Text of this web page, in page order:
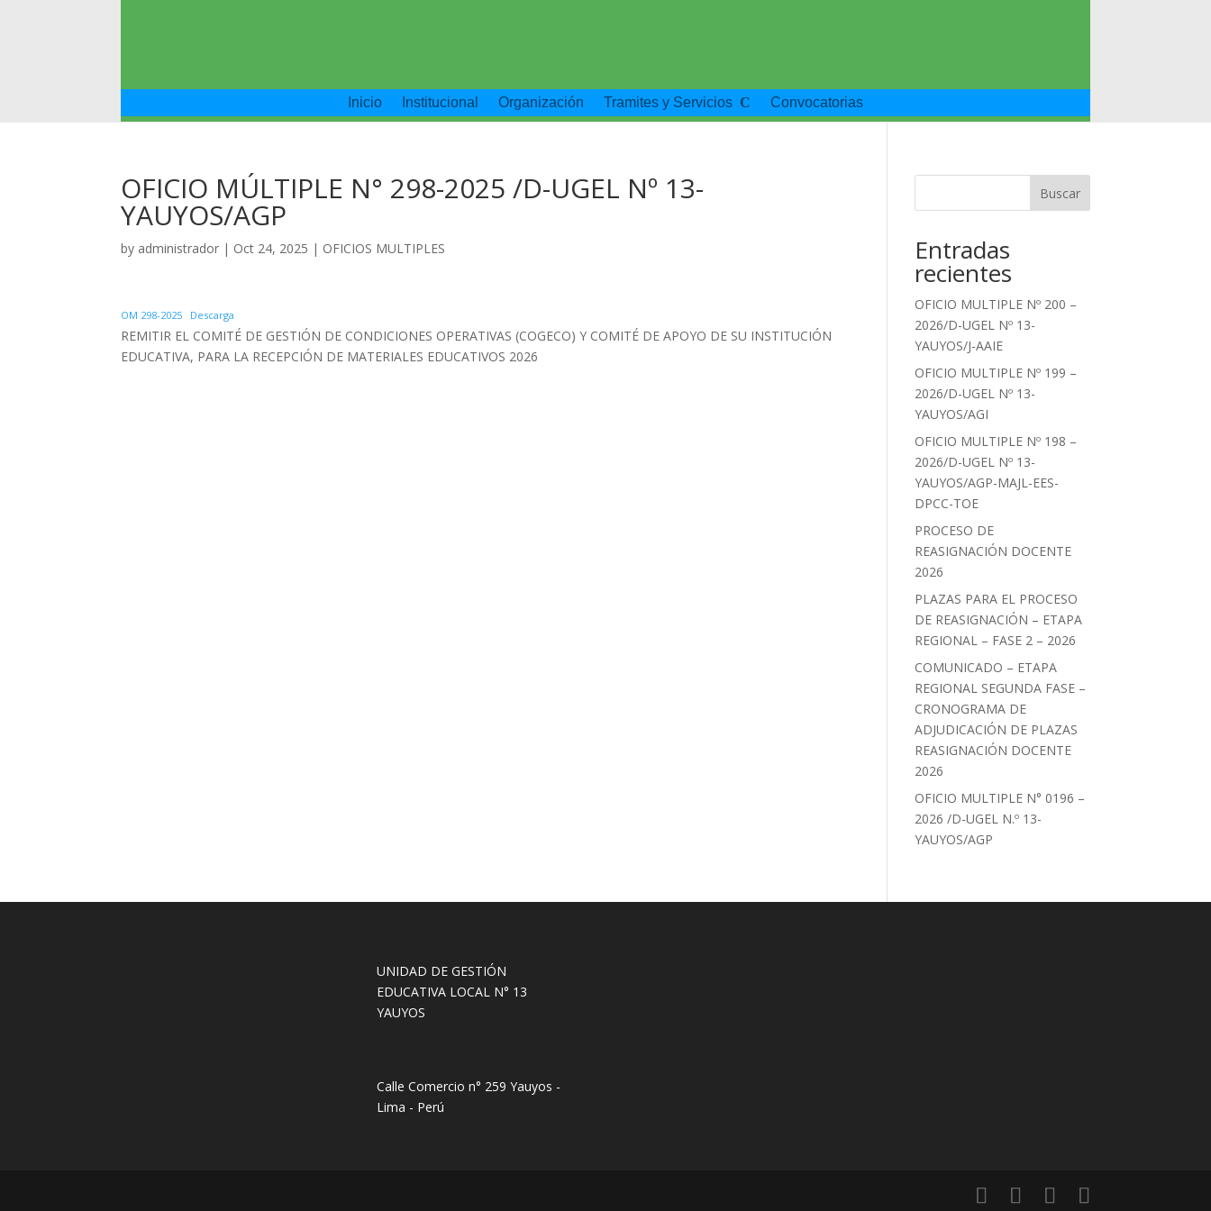
Inicio Institucional Organización Tramites y Servicios Convocatorias
OFICIO MÚLTIPLE N° 298-2025 /D-UGEL Nº 13-
YAUYOS/AGP
by administrador | Oct 24, 2025 | OFICIOS MULTIPLES
OM 298-2025 Descarga
REMITIR EL COMITÉ DE GESTIÓN DE CONDICIONES OPERATIVAS (COGECO) Y COMITÉ DE APOYO DE SU INSTITUCIÓN
EDUCATIVA, PARA LA RECEPCIÓN DE MATERIALES EDUCATIVOS 2026
Buscar
Entradas
recientes
OFICIO MULTIPLE Nº 200 –
2026/D-UGEL Nº 13-
YAUYOS/J-AAIE
OFICIO MULTIPLE Nº 199 –
2026/D-UGEL Nº 13-
YAUYOS/AGI
OFICIO MULTIPLE Nº 198 –
2026/D-UGEL Nº 13-
YAUYOS/AGP-MAJL-EES-
DPCC-TOE
PROCESO DE
REASIGNACIÓN DOCENTE
2026
PLAZAS PARA EL PROCESO
DE REASIGNACIÓN – ETAPA
REGIONAL – FASE 2 – 2026
COMUNICADO – ETAPA
REGIONAL SEGUNDA FASE –
CRONOGRAMA DE
ADJUDICACIÓN DE PLAZAS
REASIGNACIÓN DOCENTE
2026
OFICIO MULTIPLE N° 0196 –
2026 /D-UGEL N.º 13-
YAUYOS/AGP
UNIDAD DE GESTIÓN
EDUCATIVA LOCAL N° 13
YAUYOS
Calle Comercio n° 259 Yauyos -
Lima - Perú